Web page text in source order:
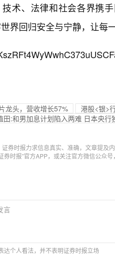
术、法律和社会各界携
界回归安全与宁静，让每
龙头，营收增长57%
港股<银>
田:和男加息计划陷入两难 日本央行
证券时报力求信息真实、准确，文章提及
券时报”官方APP，或关注官方微信公众
言
达个人看法，并不表明证券时报立场